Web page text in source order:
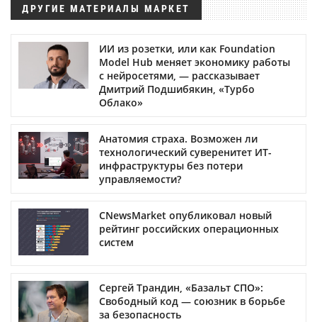
ДРУГИЕ МАТЕРИАЛЫ МАРКЕТ
ИИ из розетки, или как Foundation
Model Hub меняет экономику работы
с нейросетями, — рассказывает
Дмитрий Подшибякин, «Турбо
Облако»
Анатомия страха. Возможен ли
технологический суверенитет ИТ-
инфраструктуры без потери
управляемости?
CNewsMarket опубликовал новый
рейтинг российских операционных
систем
Сергей Трандин, «Базальт СПО»:
Свободный код — союзник в борьбе
за безопасность